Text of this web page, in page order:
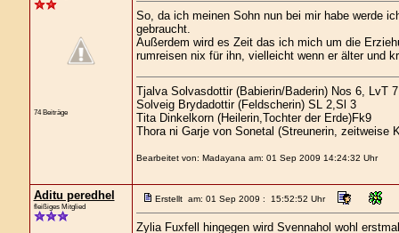
74 Beiträge
So, da ich meinen Sohn nun bei mir habe werde
gebraucht.
Außerdem wird es Zeit das ich mich um die
rumreisen nix für ihn, vielleicht wenn er älter und
Tjalva Solvasdottir (Babierin/Baderin) Nos 6, LvT
Solveig Brydadottir (Feldscherin) SL 2,Sl 3
Tita Dinkelkorn (Heilerin,Tochter der Erde)Fk9
Thora ni Garje von Sonetal (Streunerin, zeitweise
Bearbeitet von: Madayana am: 01 Sep 2009 14:24:32 Uhr
Aditu peredhel
fleißiges Mitglied
Erstellt am: 01 Sep 2009 : 15:52:52 Uhr
Zylia Fuxfell hingegen wird Svennahol wohl